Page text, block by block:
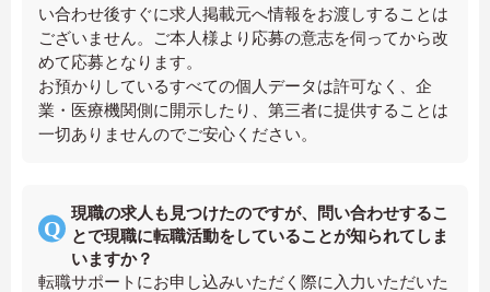
い合わせ後すぐに求人掲載元へ情報をお渡しすることは
ございません。ご本人様より応募の意志を伺ってから改
めて応募となります。
お預かりしているすべての個人データは許可なく、企
業・医療機関側に開示したり、第三者に提供することは
一切ありませんのでご安心ください。
現職の求人も見つけたのですが、問い合わせするこ
とで現職に転職活動をしていることが知られてしま
いますか？
転職サポートにお申し込みいただく際に入力いただいた